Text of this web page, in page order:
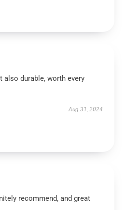
also durable, worth every
Aug 31, 2024
recommend, and great